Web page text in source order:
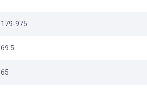
179-975
69.5
65